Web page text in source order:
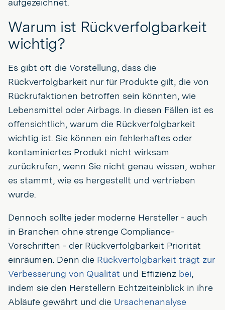
aufgezeichnet.
Warum ist Rückverfolgbarkeit
wichtig?
Es gibt oft die Vorstellung, dass die
Rückverfolgbarkeit nur für Produkte gilt, die von
Rückrufaktionen betroffen sein könnten, wie
Lebensmittel oder Airbags. In diesen Fällen ist es
offensichtlich, warum die Rückverfolgbarkeit
wichtig ist. Sie können ein fehlerhaftes oder
kontaminiertes Produkt nicht wirksam
zurückrufen, wenn Sie nicht genau wissen, woher
es stammt, wie es hergestellt und vertrieben
wurde.
Dennoch sollte jeder moderne Hersteller - auch
in Branchen ohne strenge Compliance-
Vorschriften - der Rückverfolgbarkeit Priorität
einräumen. Denn die Rückverfolgbarkeit trägt zur
Verbesserung von Qualität und Effizienz bei,
indem sie den Herstellern Echtzeiteinblick in ihre
Abläufe gewährt und die Ursachenanalyse